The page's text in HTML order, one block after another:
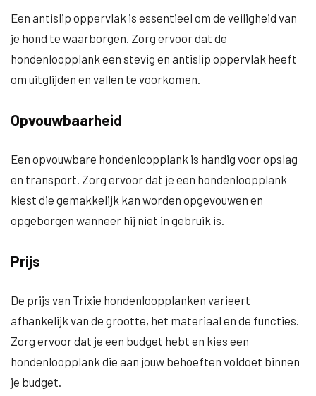
Een antislip oppervlak is essentieel om de veiligheid van
je hond te waarborgen. Zorg ervoor dat de
hondenloopplank een stevig en antislip oppervlak heeft
om uitglijden en vallen te voorkomen.
Opvouwbaarheid
Een opvouwbare hondenloopplank is handig voor opslag
en transport. Zorg ervoor dat je een hondenloopplank
kiest die gemakkelijk kan worden opgevouwen en
opgeborgen wanneer hij niet in gebruik is.
Prijs
De prijs van Trixie hondenloopplanken varieert
afhankelijk van de grootte, het materiaal en de functies.
Zorg ervoor dat je een budget hebt en kies een
hondenloopplank die aan jouw behoeften voldoet binnen
je budget.